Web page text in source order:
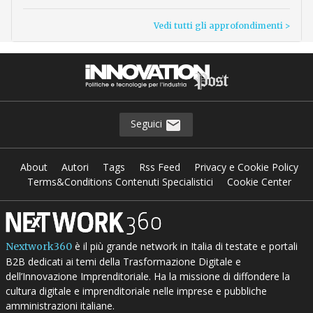
Vedi tutti gli approfondimenti >
Seguici
About Autori Tags Rss Feed
Privacy e Cookie Policy
Terms&Conditions Contenuti Specialistici
Cookie Center
Nextwork360è il più grande network in Italia di testate e portali
B2B dedicati ai temi della Trasformazione Digitale e
dell’Innovazione Imprenditoriale. Ha la missione di diffondere la
cultura digitale e imprenditoriale nelle imprese e pubbliche
amministrazioni italiane.